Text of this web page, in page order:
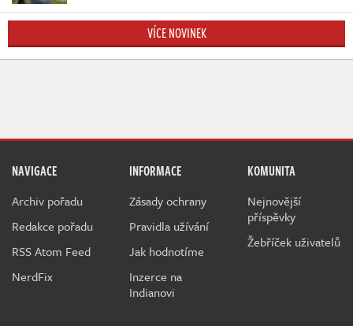
VÍCE NOVINEK
NAVIGACE
Archiv pořadu
Redakce pořadu
RSS Atom Feed
NerdFix
INFORMACE
Zásady ochrany
Pravidla užívání
Jak hodnotíme
Inzerce na
Indianovi
KOMUNITA
Nejnovější
příspěvky
Žebříček uživatelů